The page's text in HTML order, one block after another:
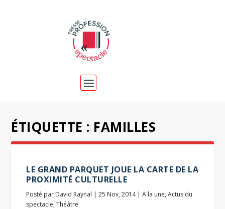
ÉTIQUETTE : FAMILLES
LE GRAND PARQUET JOUE LA CARTE DE LA
PROXIMITÉ CULTURELLE
Posté par David Raynal |25 Nov, 2014|A la une,Actus du
spectacle,Théâtre